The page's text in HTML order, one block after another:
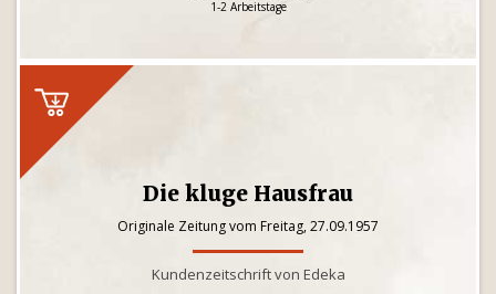
1-2 Arbeitstage
Die kluge Hausfrau
Originale Zeitung vom Freitag, 27.09.1957
Kundenzeitschrift von Edeka